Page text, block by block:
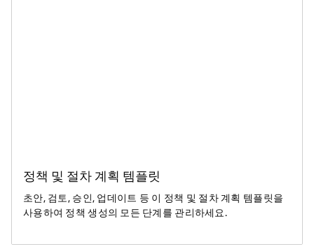
정책 및 절차 계획 템플릿
초안, 검토, 승인, 업데이트 등 이 정책 및 절차 계획 템플릿을
사용하여 정책 생성의 모든 단계를 관리하세요.